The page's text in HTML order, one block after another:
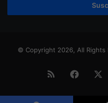
© Copyright 2026, All
RSS